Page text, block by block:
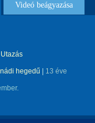
Videó beágyazása
Utazás
nádi hegedű 13 éve